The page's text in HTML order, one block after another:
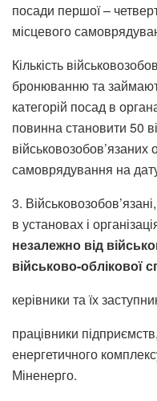
посади першої –
місцевого
Кількість
бронюванню та
категорій посад в
повинна становити 50
військовозобов’язаних
самоврядування на
3.
в установах і
незалежно від
військово-облікової
керівники та їх
працівники
енергетичного
Міненерго.